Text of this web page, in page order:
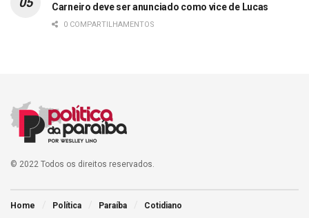
Carneiro deve ser anunciado como vice de Lucas
0 COMPARTILHAMENTOS
© 2022 Todos os direitos reservados.
Home Política Paraíba Cotidiano